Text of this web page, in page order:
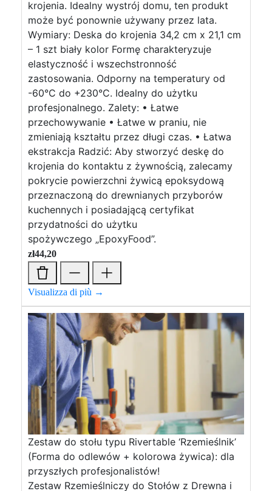
krojenia. Idealny wystrój domu, ten produkt
może być ponownie używany przez lata.
Wymiary: Deska do krojenia 34,2 cm x 21,1 cm
– 1 szt biały kolor Formę charakteryzuje
elastyczność i wszechstronność
zastosowania. Odporny na temperatury od
-60°C do +230°C. Idealny do użytku
profesjonalnego. Zalety: • Łatwe
przechowywanie • Łatwe w praniu, nie
zmieniają kształtu przez długi czas. • Łatwa
ekstrakcja Radzić: Aby stworzyć deskę do
krojenia do kontaktu z żywnością, zalecamy
pokrycie powierzchni żywicą epoksydową
przeznaczoną do drewnianych przyborów
kuchennych i posiadającą certyfikat
przydatności do użytku
spożywczego „EpoxyFood”.
zł44,20
Visualizza di più →
Zestaw do stołu typu Rivertable ‘Rzemieślnik’
(Forma do odlewów + kolorowa żywica): dla
przyszłych profesjonalistów!
Zestaw Rzemieślniczy do Stołów z Drewna i